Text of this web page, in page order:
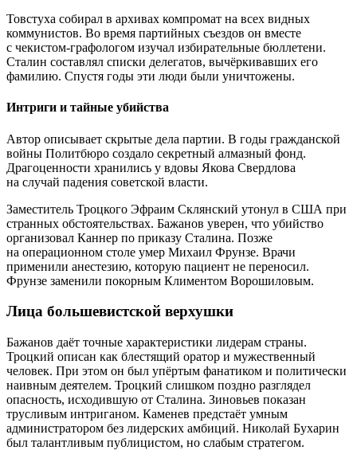
Товстуха собирал в архивах компромат на всех видных
коммунистов. Во время партийных съездов он вместе
с чекистом-графологом изучал избирательные бюллетени.
Сталин составлял списки делегатов, вычёркивавших его
фамилию. Спустя годы эти люди были уничтожены.
Интриги и тайные убийства
Автор описывает скрытые дела партии. В годы гражданской
войны Политбюро создало секретный алмазный фонд.
Драгоценности хранились у вдовы Якова Свердлова
на случай падения советской власти.
Заместитель Троцкого Эфраим Склянский утонул в США при
странных обстоятельствах. Бажанов уверен, что убийство
организовал Каннер по приказу Сталина. Позже
на операционном столе умер Михаил Фрунзе. Врачи
применили анестезию, которую пациент не переносил.
Фрунзе заменили покорным Климентом Ворошиловым.
Лица большевистской верхушки
Бажанов даёт точные характеристики лидерам страны.
Троцкий описан как блестящий оратор и мужественный
человек. При этом он был упёртым фанатиком и политически
наивным деятелем. Троцкий слишком поздно разглядел
опасность, исходившую от Сталина. Зиновьев показан
трусливым интриганом. Каменев предстаёт умным
администратором без лидерских амбиций. Николай Бухарин
был талантливым публицистом, но слабым стратегом.